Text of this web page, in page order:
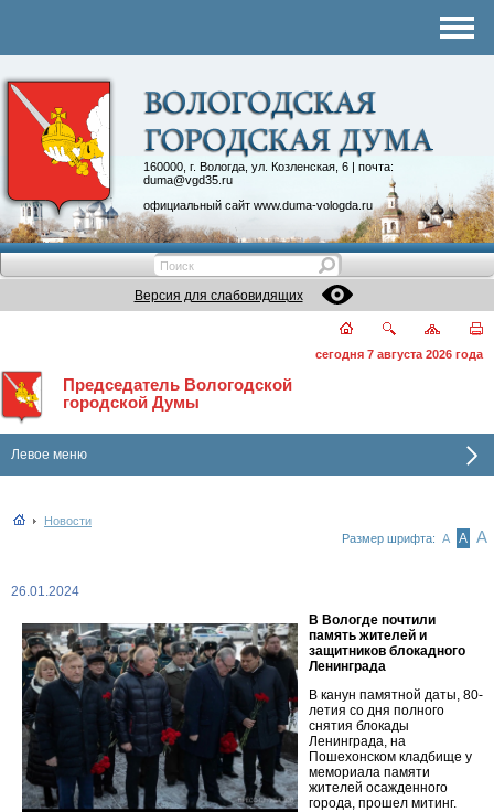
160000, г. Вологда, ул. Козленская, 6 | почта:
duma@vgd35.ru
официальный сайт www.duma-vologda.ru
Контакты
Депутатские объединения
Версия для слабовидящих
сегодня 7 августа 2026 года
Председатель Вологодской
городской Думы
Левое меню
Новости
Размер шрифта: А А А
26.01.2024
В Вологде почтили
память жителей и
защитников блокадного
Ленинграда
В канун памятной даты, 80-
летия со дня полного
снятия блокады
Ленинграда, на
Пошехонском кладбище у
мемориала памяти
жителей осажденного
города, прошел митинг.